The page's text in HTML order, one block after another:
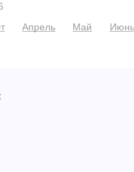
Апрель Май Июнь